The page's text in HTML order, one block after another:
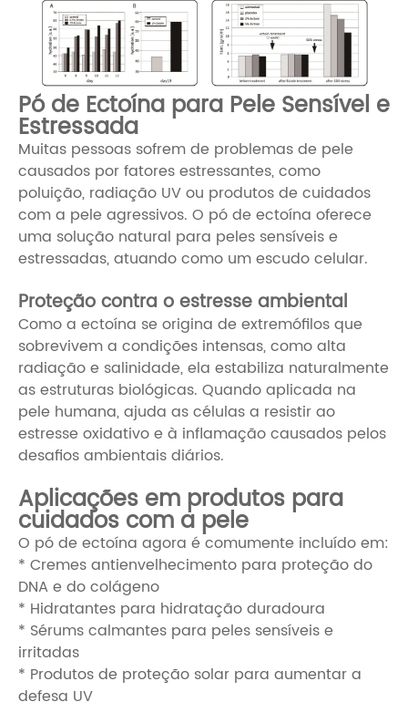
Pó de Ectoína para Pele Sensível e
Estressada
Muitas pessoas sofrem de problemas de pele
causados ​​por fatores estressantes, como
poluição, radiação UV ou produtos de cuidados
com a pele agressivos. O pó de ectoína oferece
uma solução natural para peles sensíveis e
estressadas, atuando como um escudo celular.
Proteção contra o estresse ambiental
Como a ectoína se origina de extremófilos que
sobrevivem a condições intensas, como alta
radiação e salinidade, ela estabiliza naturalmente
as estruturas biológicas. Quando aplicada na
pele humana, ajuda as células a resistir ao
estresse oxidativo e à inflamação causados ​​pelos
desafios ambientais diários.
Aplicações em produtos para
cuidados com a pele
O pó de ectoína agora é comumente incluído em:
* Cremes antienvelhecimento para proteção do
DNA e do colágeno
* Hidratantes para hidratação duradoura
* Sérums calmantes para peles sensíveis e
irritadas
* Produtos de proteção solar para aumentar a
defesa UV